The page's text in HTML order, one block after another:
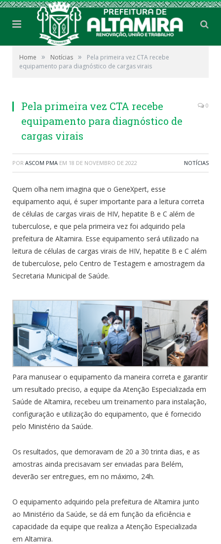
Home » Notícias »
Pela primeira vez CTA recebe
equipamento para diagnóstico de cargas virais
Pela primeira vez CTA recebe
equipamento para diagnóstico de
cargas virais
0
POR ASCOM PMA EM 18 DE NOVEMBRO DE 2022 NOTÍCIAS
Quem olha nem imagina que o GeneXpert, esse
equipamento aqui, é super importante para a leitura correta
de células de cargas virais de HIV, hepatite B e C além de
tuberculose, e que pela primeira vez foi adquirido pela
prefeitura de Altamira. Esse equipamento será utilizado na
leitura de células de cargas virais de HIV, hepatite B e C além
de tuberculose, pelo Centro de Testagem e amostragem da
Secretaria Municipal de Saúde.
Para manusear o equipamento da maneira correta e garantir
um resultado preciso, a equipe da Atenção Especializada em
Saúde de Altamira, recebeu um treinamento para instalação,
configuração e utilização do equipamento, que é fornecido
pelo Ministério da Saúde.
Os resultados, que demoravam de 20 a 30 trinta dias, e as
amostras ainda precisavam ser enviadas para Belém,
deverão ser entregues, em no máximo, 24h.
O equipamento adquirido pela prefeitura de Altamira junto
ao Ministério da Saúde, se dá em função da eficiência e
capacidade da equipe que realiza a Atenção Especializada
em Altamira.